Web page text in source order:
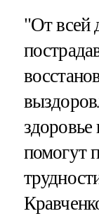
"От
здоровье
помогут